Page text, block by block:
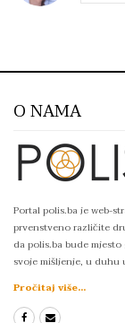
O NAMA
Portal polis.ba je web-
prvenstveno različite
da polis.ba bude
svoje mišljenje, u
Pročitaj više...